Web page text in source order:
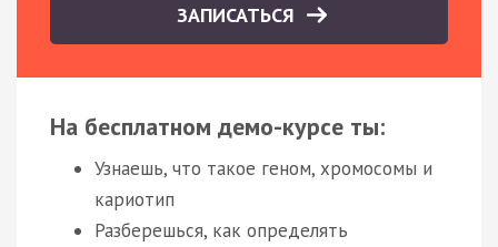
ЗАПИСАТЬСЯ
На бесплатном демо-курсе ты:
Узнаешь, что такое геном, хромосомы и
кариотип
Разберешься, как определять